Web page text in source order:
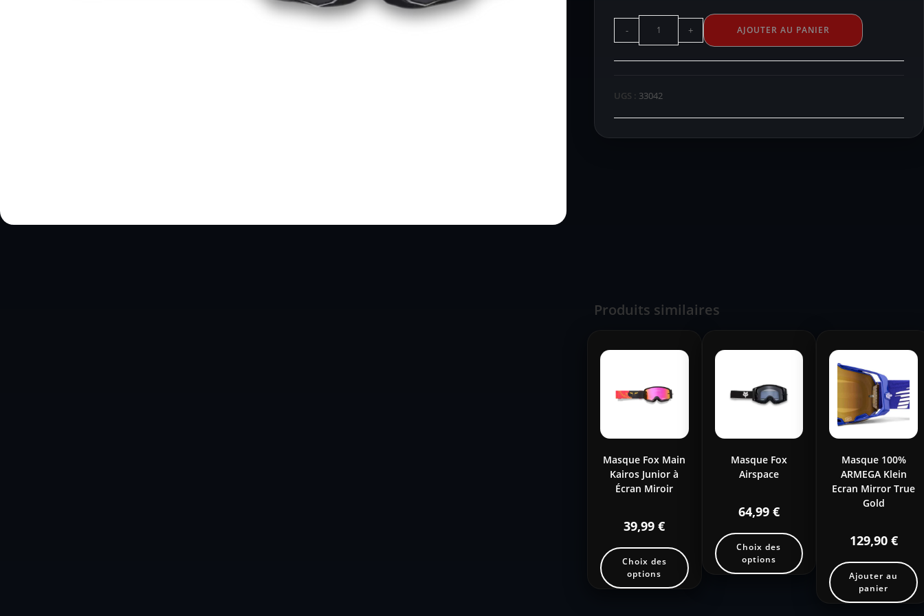
- + AJOUTER AU PANIER
UGS : 33042
Produits similaires
Masque Fox Main
Kairos Junior à
Écran Miroir
39,99€
Choix des
options
Masque Fox
Airspace
64,99 €
Choix des
options
Masque 100%
ARMEGA Klein
Ecran Mirror True
Gold
129,90 €
Ajouter au
panier